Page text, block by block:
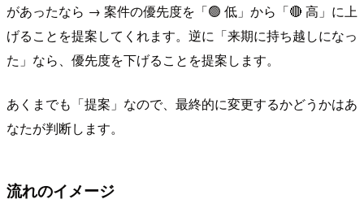
があったなら → 案件の優先度を「🟢 低」から「🔴 高」に上
げることを提案してくれます。逆に「来期に持ち越しになっ
た」なら、優先度を下げることを提案します。
あくまでも「提案」なので、最終的に変更するかどうかはあ
なたが判断します。
流れのイメージ